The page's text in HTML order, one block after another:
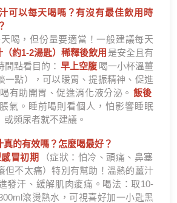
可以每天喝嗎？有沒有最佳飲用時
喝，但份量要適當！一般建議每天
約1-2湯匙）稀釋後飲用 是安全且有
點看目的： 早上空腹 喝一小杯溫薑
一點），可以暖胃、提振精神、促進
喝有助開胃、促進消化液分泌。 飯後
氣。睡前喝則看個人，怕影響睡眠
或頻尿者就不建議。
的有效嗎？怎麼喝最好？
冒初期
（症狀：怕冷、頭痛、鼻塞
但不太痛）特別有幫助！溫熱的薑汁
發汗、緩解肌肉痠痛。喝法：取10-
滾燙熱水，可視喜好加一小匙黑